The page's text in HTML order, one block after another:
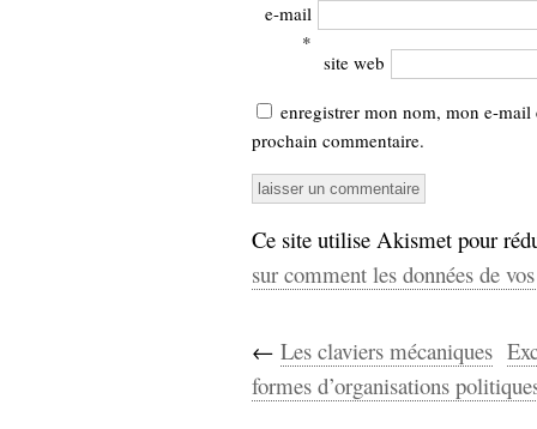
e-mail
*
site web
enregistrer mon nom, mon e-
prochain commentaire.
Ce site utilise Akismet pour
sur comment les données de
← Les claviers mécaniques
formes d’organisations